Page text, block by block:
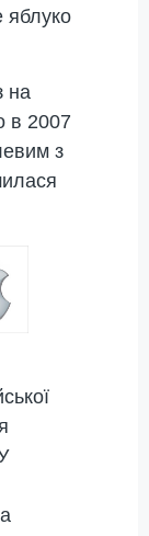
яблуко
на
в 2007
з